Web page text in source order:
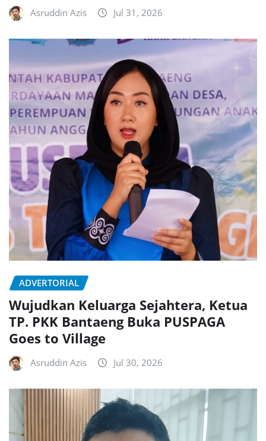
Asruddin Azis Jul 31, 2026
ADVERTORIAL
Wujudkan Keluarga Sejahtera, Ketua
TP. PKK Bantaeng Buka PUSPAGA
Goes to Village
Asruddin Azis Jul 30, 2026